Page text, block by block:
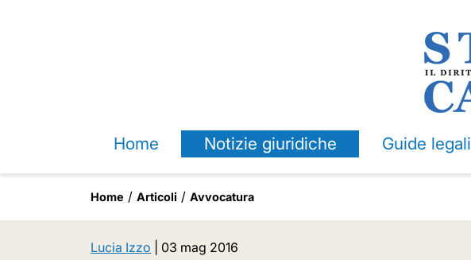
Home Notizie giuridiche Guide legali
Home Articoli Avvocatura
Lucia Izzo 03 mag 2016